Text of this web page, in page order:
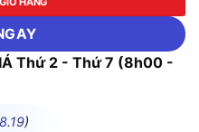
Thứ 2 - Thứ 7 (8h00 -
)